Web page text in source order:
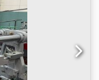
Kérjük,
csomagolás
Szállítás
a